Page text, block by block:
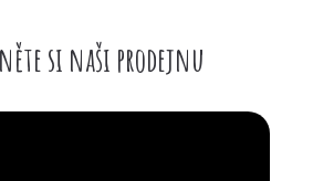
si naši prodejnu